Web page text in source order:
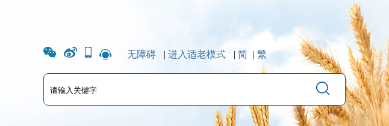
无障碍 | 进入适老模式 | 简 | 繁